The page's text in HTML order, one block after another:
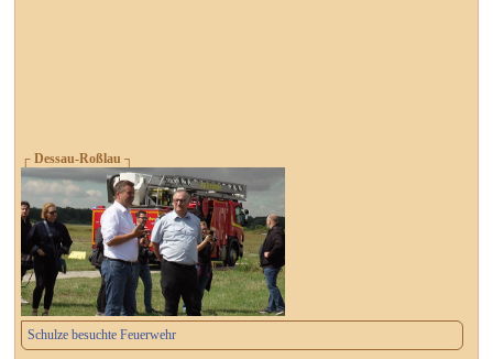
┌ Dessau-Roßlau ┐
Schulze besuchte Feuerwehr